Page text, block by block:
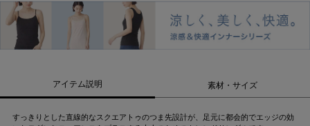
アイテム説明 素材・サイズ
すっきりとした直線的なスクエアトゥのつま先設計が、足元に都会的でエッジの効